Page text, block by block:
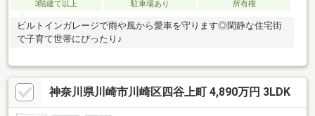
3階建て以上 駐車場あり 所有権
ビルトインガレージで雨や風から愛車を守ります◎閑静な住宅街
で子育て世帯にぴったり♪
神奈川県川崎市川崎区四谷上町 4,890万円 3LDK